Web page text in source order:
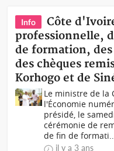
Info
Côte
professionnelle,
de formation,
des chèques
Korhogo et de
Le ministre de la
l'Économie
présidé, le
cérémonie de
de fin de
il y a 3 ans